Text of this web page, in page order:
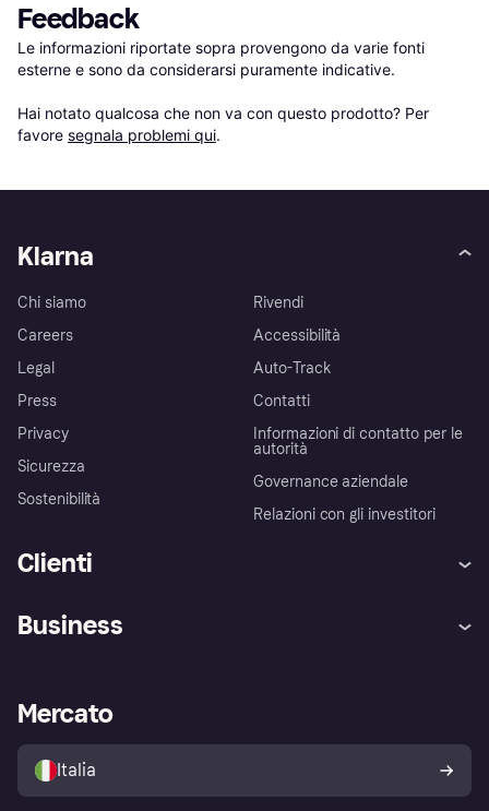
Feedback
Le informazioni riportate sopra provengono da varie fonti
esterne e sono da considerarsi puramente indicative.
Hai notato qualcosa che non va con questo prodotto? Per
favore segnala problemi qui.
Klarna
Chi siamo
Careers
Legal
Press
Privacy
Sicurezza
Sostenibilità
Rivendi
Accessibilità
Auto-Track
Contatti
Informazioni di contatto per le
autorità
Governance aziendale
Relazioni con gli investitori
Clienti
Esplora i negozi
Politica di protezione
dell'acquirente Klarna
Business
Accesso aziende
Mercato
Italia